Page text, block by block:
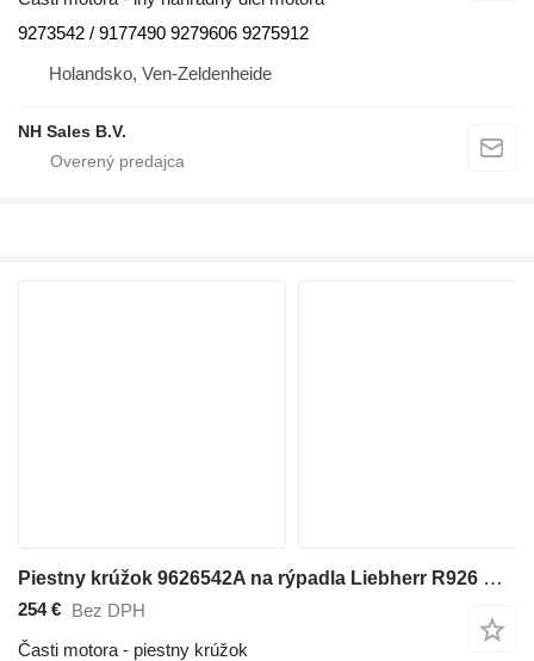
9273542 / 9177490 9279606 9275912
Holandsko, Ven-Zeldenheide
NH Sales B.V.
Piestny krúžok 9626542A na rýpadla Liebherr R926 COMP / R924 COMPACT
254 € Bez DPH
Časti motora - piestny krúžok